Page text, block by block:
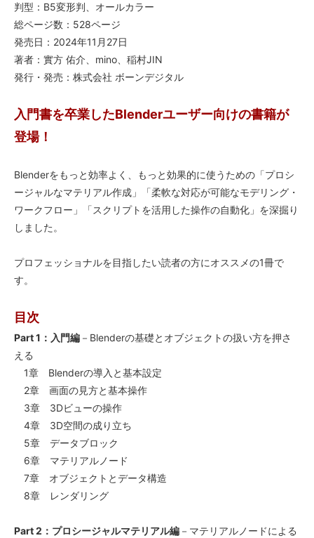
判型：B5変形判、オールカラー
総ページ数：528ページ
発売日：2024年11月27日
著者：實方 佑介、mino、稲村JIN
発行・発売：株式会社 ボーンデジタル
入門書を卒業したBlenderユーザー向けの書籍が
登場！
Blenderをもっと効率よく、もっと効果的に使うための「プロシ
ージャルなマテリアル作成」「柔軟な対応が可能なモデリング・
ワークフロー」「スクリプトを活用した操作の自動化」を深掘り
しました。
プロフェッショナルを目指したい読者の方にオススメの1冊で
す。
目次
Part 1：入門編 －Blenderの基礎とオブジェクトの扱い方を押さ
える
1章 Blenderの導入と基本設定
2章 画面の見方と基本操作
3章 3Dビューの操作
4章 3D空間の成り立ち
5章 データブロック
6章 マテリアルノード
7章 オブジェクトとデータ構造
8章 レンダリング
Part 2：プロシージャルマテリアル編 －マテリアルノードによる